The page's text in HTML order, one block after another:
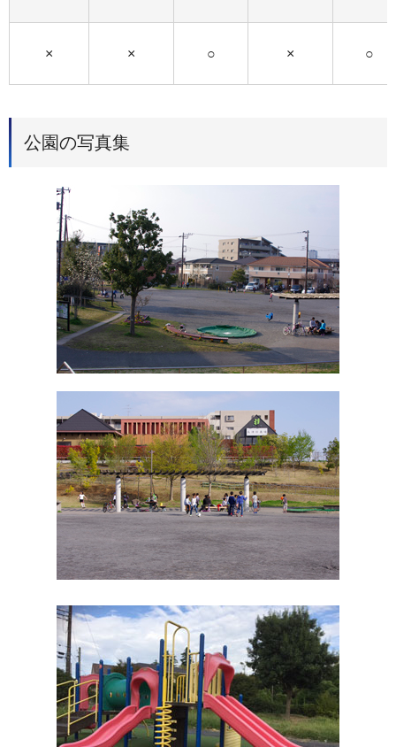
× × ○ × ○
公園の写真集